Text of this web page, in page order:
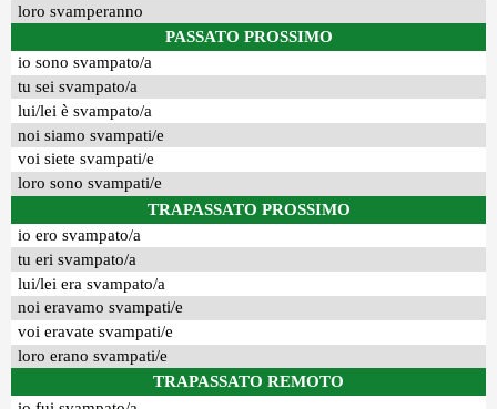
loro svamperanno
PASSATO PROSSIMO
io sono svampato/a
tu sei svampato/a
lui/lei è svampato/a
noi siamo svampati/e
voi siete svampati/e
loro sono svampati/e
TRAPASSATO PROSSIMO
io ero svampato/a
tu eri svampato/a
lui/lei era svampato/a
noi eravamo svampati/e
voi eravate svampati/e
loro erano svampati/e
TRAPASSATO REMOTO